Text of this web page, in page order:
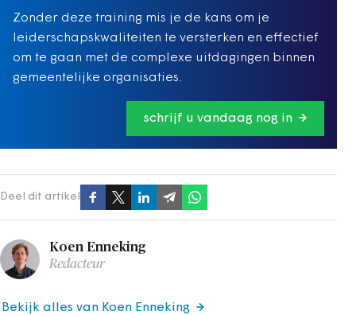
Zonder deze training mis je de kans om je
leiderschapskwaliteiten te versterken en effectief
om te gaan met de complexe uitdagingen binnen
gemeentelijke organisaties.
schrijf u vandaag nog in
Deel dit artikel
Koen Enneking
Redacteur
Bekijk alles van Koen Enneking